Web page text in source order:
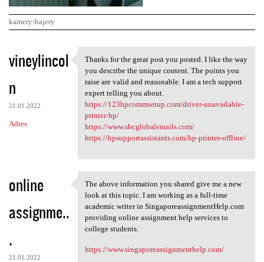
kamery-bajery
K
o
m
e
n
z
vineylincol
n
21.01.2022
Adres
Thanks for the great post you
Thanks for the great post you posted. I like the way
you describe the unique content. The points you
raise are valid and reasonable. I am a tech support
expert telling you about.
https://123hpcommsetup.com/driver-unavailable-
printer-hp/
https://www.sbcglobalemails.com/
https://hpsupportassistants.com/hp-printer-offline/
online
assignme..
.
21.01.2022
The above information you
The above information you shared give me a new
look at this topic. I am working as a full-time
academic writer in SingaporeassignmentHelp.com
providing online assignment help services to
college students.
https://www.singaporeassignmenthelp.com/